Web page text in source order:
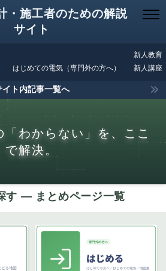
・施工者のための解説
サイト
はじめての電気（専門外の方へ）
新人教育
新人講座
イト内記事一覧へ
わからない」を、ここ
で解決。